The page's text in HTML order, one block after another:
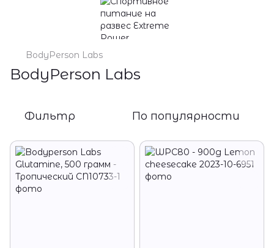
BodyPerson Labs
BodyPerson Labs
Фильтр По популярности